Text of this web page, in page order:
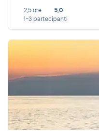
2,5 ore
5,0
1-3 partecipanti